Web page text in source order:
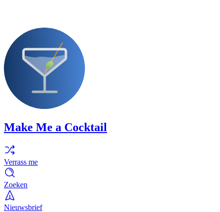
Make Me a Cocktail
Verrass me
Zoeken
Nieuwsbrief